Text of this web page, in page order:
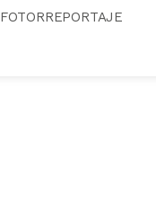
FOTORREPORTAJE